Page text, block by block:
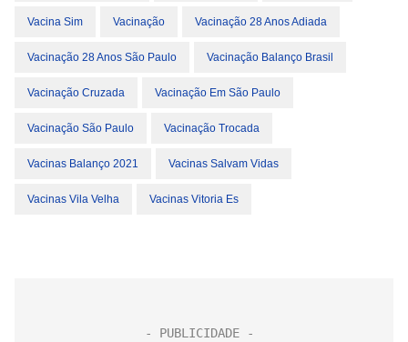
Vacina Sim Vacinação Vacinação 28 Anos Adiada
Vacinação 28 Anos São Paulo Vacinação Balanço Brasil
Vacinação Cruzada Vacinação Em São Paulo
Vacinação São Paulo Vacinação Trocada
Vacinas Balanço 2021 Vacinas Salvam Vidas
Vacinas Vila Velha Vacinas Vitoria Es